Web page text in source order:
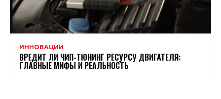
ИННОВАЦИИ
ВРЕДИТ ЛИ ЧИП-ТЮНИНГ РЕСУРСУ ДВИГАТЕЛЯ:
ГЛАВНЫЕ МИФЫ И РЕАЛЬНОСТЬ